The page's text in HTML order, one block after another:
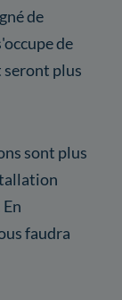
de
de
seront plus
sont plus
faudra